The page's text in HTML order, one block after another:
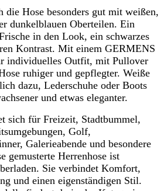
die Hose besonders gut mit weißen,
dunkelblauen Oberteilen. Ein
in den Look, ein schwarzes
Kontrast. Mit einem GERMENS
individuelles Outfit, mit Pullover
ruhiger und gepflegter. Weiße
dazu, Lederschuhe oder Boots
und etwas eleganter.
sich für Freizeit, Stadtbummel,
Golf,
Galerieabende und besondere
gemusterte Herrenhose ist
Sie verbindet Komfort,
und einen eigenständigen Stil.